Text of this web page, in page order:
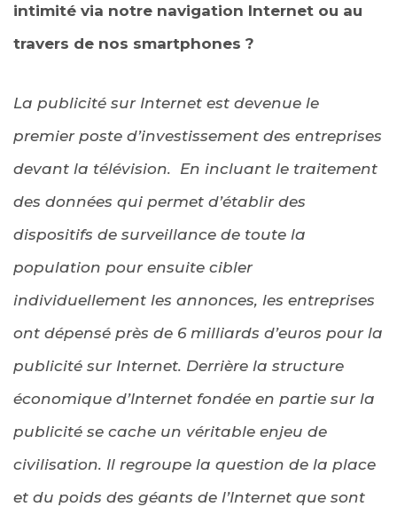
intimité via notre navigation Internet ou au
travers de nos smartphones ?
La publicité sur Internet est devenue le
premier poste d’investissement des entreprises
devant la télévision. En incluant le traitement
des données qui permet d’établir des
dispositifs de surveillance de toute la
population pour ensuite cibler
individuellement les annonces, les entreprises
ont dépensé près de 6 milliards d’euros pour la
publicité sur Internet. Derrière la structure
économique d’Internet fondée en partie sur la
publicité se cache un véritable enjeu de
civilisation. Il regroupe la question de la place
et du poids des géants de l’Internet que sont